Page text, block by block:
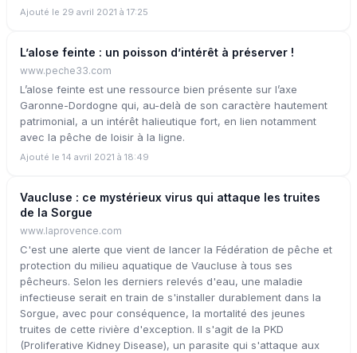
Ajouté le 29 avril 2021 à 17:25
L’alose feinte : un poisson d’intérêt à préserver !
www.peche33.com
L’alose feinte est une ressource bien présente sur l’axe
Garonne-Dordogne qui, au-delà de son caractère hautement
patrimonial, a un intérêt halieutique fort, en lien notamment
avec la pêche de loisir à la ligne.
Ajouté le 14 avril 2021 à 18:49
Vaucluse : ce mystérieux virus qui attaque les truites
de la Sorgue
www.laprovence.com
C'est une alerte que vient de lancer la Fédération de pêche et
protection du milieu aquatique de Vaucluse à tous ses
pêcheurs. Selon les derniers relevés d'eau, une maladie
infectieuse serait en train de s'installer durablement dans la
Sorgue, avec pour conséquence, la mortalité des jeunes
truites de cette rivière d'exception. Il s'agit de la PKD
(Proliferative Kidney Disease), un parasite qui s'attaque aux